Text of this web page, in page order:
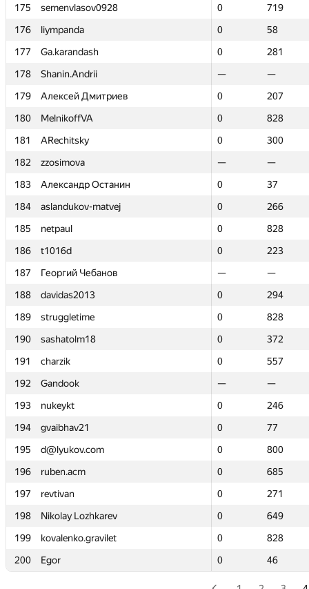
175
semenvlasov0928 0
719
176
liympanda 0
58
177
Ga.karandash 0
281
178
Shanin.Andrii —
—
179
Алексей Дмитриев 0
207
180
MelnikoffVA 0
828
181
ARechitsky 0
300
182
zzosimova —
—
183
Александр Останин 0
37
184
aslandukov-matvej 0
266
185
netpaul 0
828
186
t1016d 0
223
187
Георгий Чебанов —
—
188
davidas2013 0
294
189
struggletime 0
828
190
sashatolm18 0
372
191
charzik 0
557
192
Gandook —
—
193
nukeykt 0
246
194
gvaibhav21 0
77
195
d@lyukov.com 0
800
196
ruben.acm 0
685
197
revtivan 0
271
198
Nikolay Lozhkarev 0
649
199
kovalenko.gravilet 0
828
200
Egor 0 46
175
semenvlasov0928 0
719
176
liympanda 0
58
177
Ga.karandash 0
281
178
Shanin.Andrii —
—
179
Алексей Дмитриев 0
207
180
MelnikoffVA 0
828
181
ARechitsky 0
300
182
zzosimova —
—
183
Александр Останин 0
37
184
aslandukov-matvej 0
266
185
netpaul 0
828
186
t1016d 0
223
187
Георгий Чебанов —
—
188
davidas2013 0
294
189
struggletime 0
828
190
sashatolm18 0
372
191
charzik 0
557
192
Gandook —
—
193
nukeykt 0
246
194
gvaibhav21 0
77
195
d@lyukov.com 0
800
196
ruben.acm 0
685
197
revtivan 0
271
198
Nikolay Lozhkarev 0
649
199
kovalenko.gravilet 0
828
200
Egor 0 46